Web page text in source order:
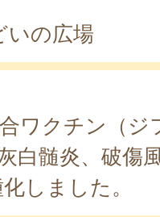
の広場
ワクチン（ジ
白髄炎、破傷
しました。